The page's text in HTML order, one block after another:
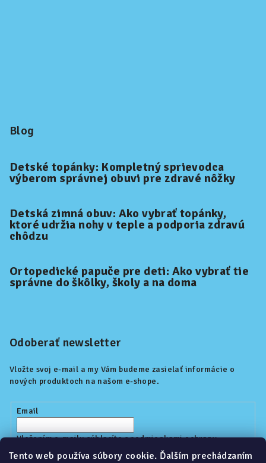
Tento web používa súbory cookie. Ďalším prechádzaním
Blog
Detské topánky: Kompletný sprievodca
výberom správnej obuvi pre zdravé nôžky
Detská zimná obuv: Ako vybrať topánky,
ktoré udržia nohy v teple a podporia zdravú
chôdzu
Ortopedické papuče pre deti: Ako vybrať tie
správne do škôlky, školy a na doma
Odoberať newsletter
Vložte svoj e-mail a my Vám budeme zasielať informácie o
nových produktoch na našom e-shope.
Email
Vložením e-mailu súhlasíte spodmienkami ochrany
osobných údajov